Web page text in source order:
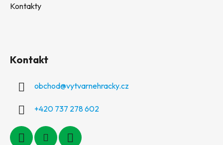
Kontakty
Kontakt
obchod@vytvarnehracky.cz
+420 737 278 602